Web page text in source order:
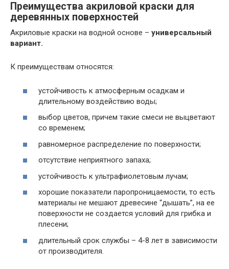
Преимущества акриловой краски для
деревянных поверхностей
Акриловые краски на водной основе – универсальный
вариант.
К преимуществам относятся:
устойчивость к атмосферным осадкам и
длительному воздействию воды;
выбор цветов, причем такие смеси не выцветают
со временем;
равномерное распределение по поверхности;
отсутствие неприятного запаха;
устойчивость к ультрафиолетовым лучам;
хорошие показатели паропроницаемости, то есть
материалы не мешают древесине “дышать”, на ее
поверхности не создается условий для грибка и
плесени;
длительный срок службы – 4-8 лет в зависимости
от производителя.